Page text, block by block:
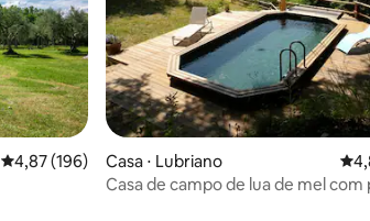
4,87 de uma avaliação média de 5, 196 avaliações
4,87 (196)
Casa ⋅ Lubriano
Casa de campo de lua de mel com